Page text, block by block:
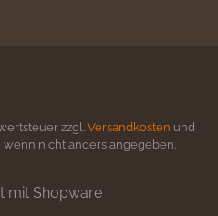
zzgl. Versandkosten und
nicht anders angegeben.
mit Shopware